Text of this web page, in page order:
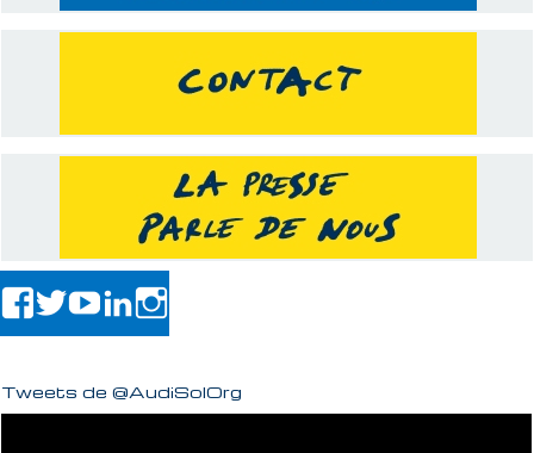
Tweets de @AudiSolOrg